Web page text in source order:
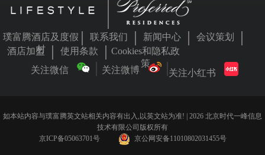
璞富腾酒店及度假
村
联系我们 新闻中心
会议策划
酒店加盟
使用条款
Cookies和隐私政
策
关注微信 关注微博 关注小红书
如本站内容与璞富腾英文站相关内容有出入,以英文站为准! | 2026 北京时代一峰信息
技术有限公司版权所有
京ICP备05063701号
京公网安备11010802031455号